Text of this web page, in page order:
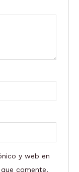
y web en
comente.